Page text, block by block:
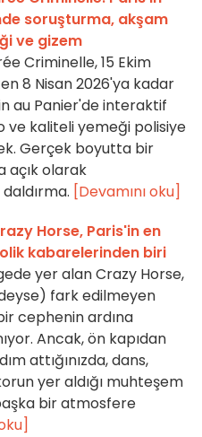
soruşturma, akşam
ve gizem
Criminelle, 15 Ekim
8 Nisan 2026'ya kadar
au Panier'de interaktif
ve kaliteli yemeği polisiye
Gerçek boyutta bir
açık olarak
[Devamını oku]
Horse, Paris'in en
kabarelerinden biri
yer alan Crazy Horse,
fark edilmeyen
cephenin ardına
Ancak, ön kapıdan
attığınızda, dans,
yer aldığı muhteşem
bir atmosfere